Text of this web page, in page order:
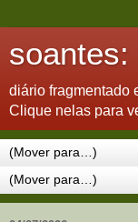
diário fragmentado
Clique nelas para